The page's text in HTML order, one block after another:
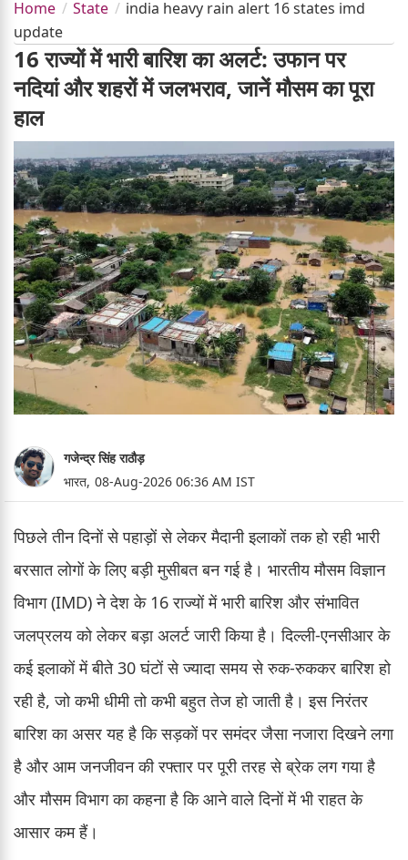
Home State
india heavy rain alert 16 states imd
update
16 राज्यों में भारी बारिश का अलर्ट: उफान पर
नदियां और शहरों में जलभराव, जानें मौसम का पूरा
हाल
गजेन्द्र सिंह राठौड़
भारत, 08-Aug-2026 06:36 AM IST
पिछले तीन दिनों से पहाड़ों से लेकर मैदानी इलाकों तक हो रही भारी
बरसात लोगों के लिए बड़ी मुसीबत बन गई है। भारतीय मौसम विज्ञान
विभाग (IMD) ने देश के 16 राज्यों में भारी बारिश और संभावित
जलप्रलय को लेकर बड़ा अलर्ट जारी किया है। दिल्ली-एनसीआर के
कई इलाकों में बीते 30 घंटों से ज्यादा समय से रुक-रुककर बारिश हो
रही है, जो कभी धीमी तो कभी बहुत तेज हो जाती है। इस निरंतर
बारिश का असर यह है कि सड़कों पर समंदर जैसा नजारा दिखने लगा
है और आम जनजीवन की रफ्तार पर पूरी तरह से ब्रेक लग गया है
और मौसम विभाग का कहना है कि आने वाले दिनों में भी राहत के
आसार कम हैं।